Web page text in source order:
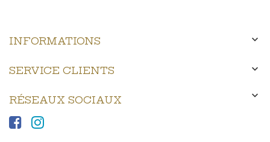
INFORMATIONS 
SERVICE CLIENTS 
RÉSEAUX SOCIAUX 